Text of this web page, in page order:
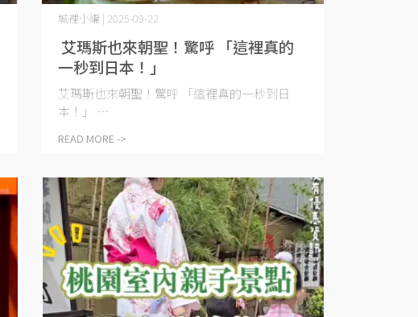
城裡小編 | 2025-09-22
艾瑪斯也來朝聖！驚呼 「這裡真的一秒到日
本！」 ⋯
READ MORE ->